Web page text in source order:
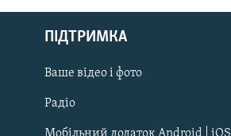
Русский
Qırımtatar
ДОЛУЧАЙСЯ!
ПІДТРИМКА
Ваше відео і фото
Радіо
Мобільний додаток Android | iOS